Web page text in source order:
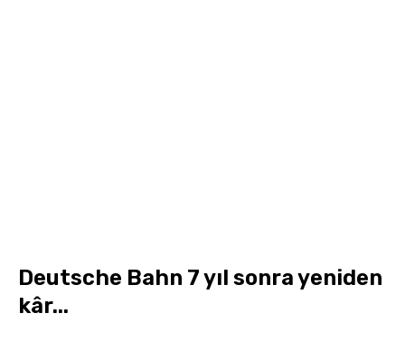
Deutsche Bahn 7 yıl sonra yeniden
kâr...